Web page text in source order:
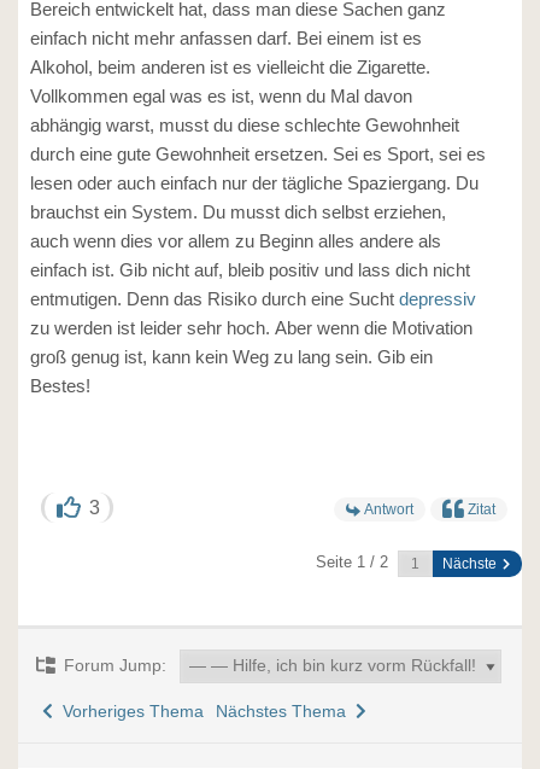
Bereich entwickelt hat, dass man diese Sachen ganz
einfach nicht mehr anfassen darf. Bei einem ist es
Alkohol, beim anderen ist es vielleicht die Zigarette.
Vollkommen egal was es ist, wenn du Mal davon
abhängig warst, musst du diese schlechte Gewohnheit
durch eine gute Gewohnheit ersetzen. Sei es Sport, sei es
lesen oder auch einfach nur der tägliche Spaziergang. Du
brauchst ein System. Du musst dich selbst erziehen,
auch wenn dies vor allem zu Beginn alles andere als
einfach ist. Gib nicht auf, bleib positiv und lass dich nicht
entmutigen. Denn das Risiko durch eine Sucht depressiv
zu werden ist leider sehr hoch. Aber wenn die Motivation
groß genug ist, kann kein Weg zu lang sein. Gib ein
Bestes!
3 Antwort Zitat
Seite 1 / 2 Nächste
Forum Jump:
Vorheriges Thema Nächstes Thema